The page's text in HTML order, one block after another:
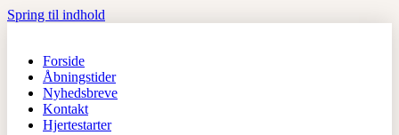
Spring til indhold
Forside
Åbningstider
Nyhedsbreve
Kontakt
Hjertestarter